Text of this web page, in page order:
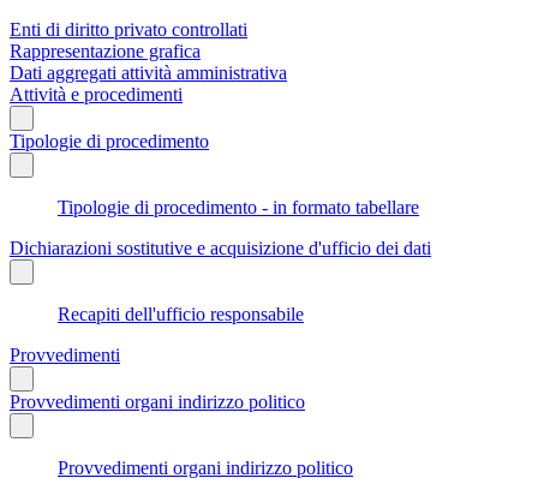
Enti di diritto privato controllati
Rappresentazione grafica
Dati aggregati attività amministrativa
Attività e procedimenti
Tipologie di procedimento
Tipologie di procedimento - in formato tabellare
Dichiarazioni sostitutive e acquisizione d'ufficio dei dati
Recapiti dell'ufficio responsabile
Provvedimenti
Provvedimenti organi indirizzo politico
Provvedimenti organi indirizzo politico